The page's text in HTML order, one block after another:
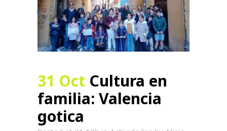
31 Oct Cultura en
familia: Valencia
gotica